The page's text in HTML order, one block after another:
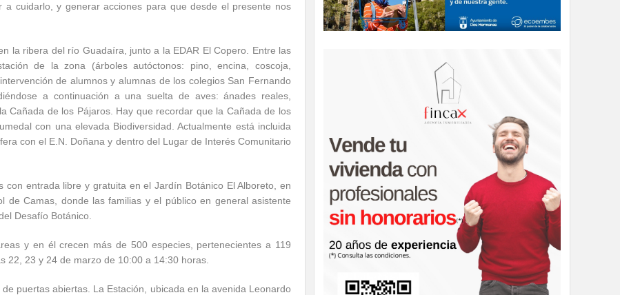
cuidarlo, y generar acciones para que desde el presente nos
la ribera del río Guadaíra, junto a la EDAR El Copero. Entre las
de la zona (árboles autóctonos: pino, encina, coscoja,
de alumnos y alumnas de los colegios San Fernando
a continuación a una suelta de aves: ánades reales,
Cañada de los Pájaros. Hay que recordar que la Cañada de los
con una elevada Biodiversidad. Actualmente está incluida
con el E.N. Doñana y dentro del Lugar de Interés Comunitario
entrada libre y gratuita en el Jardín Botánico El Alboreto, en
Camas, donde las familias y el público en general asistente
Desafío Botánico.
y en él crecen más de 500 especies, pertenecientes a 119
22, 23 y 24 de marzo de 10:00 a 14:30 horas.
puertas abiertas. La Estación, ubicada en la avenida Leonardo